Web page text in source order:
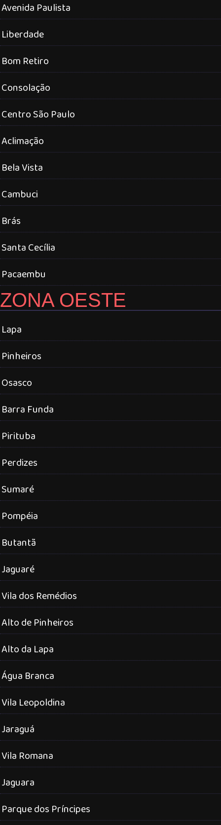
Avenida Paulista
Liberdade
Bom Retiro
Consolação
Centro São Paulo
Aclimação
Bela Vista
Cambuci
Brás
Santa Cecília
Pacaembu
ZONA OESTE
Lapa
Pinheiros
Osasco
Barra Funda
Pirituba
Perdizes
Sumaré
Pompéia
Butantã
Jaguaré
Vila dos Remédios
Alto de Pinheiros
Alto da Lapa
Água Branca
Vila Leopoldina
Jaraguá
Vila Romana
Jaguara
Parque dos Príncipes